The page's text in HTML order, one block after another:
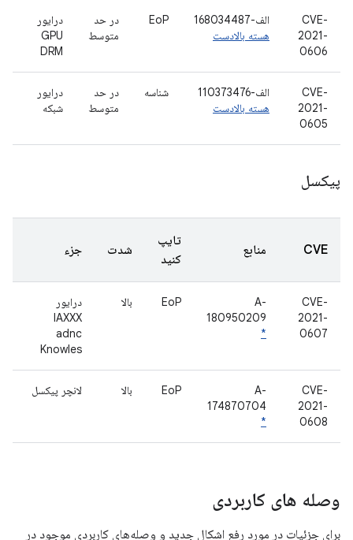
CVE-
2021-
0606
الف-168034487
هسته بالادست
EoP
در حد
متوسط
درایور
GPU
DRM
CVE-
2021-
0605
الف-110373476
هسته بالادست
شناسه
در حد
متوسط
درایور
شبکه
پیکسل
CVE منابع
تایپ
کنید
شدت جزء
CVE-
2021-
0607
A-
180950209
*
EoP بالا
درایور
IAXXX
adnc
Knowles
CVE-
2021-
0608
A-
174870704
*
EoP بالا لانچر پیکسل
وصله های کاربردی
برای جزئیات در مورد رفع اشکال جدید و وصله‌های کاربردی موجود در